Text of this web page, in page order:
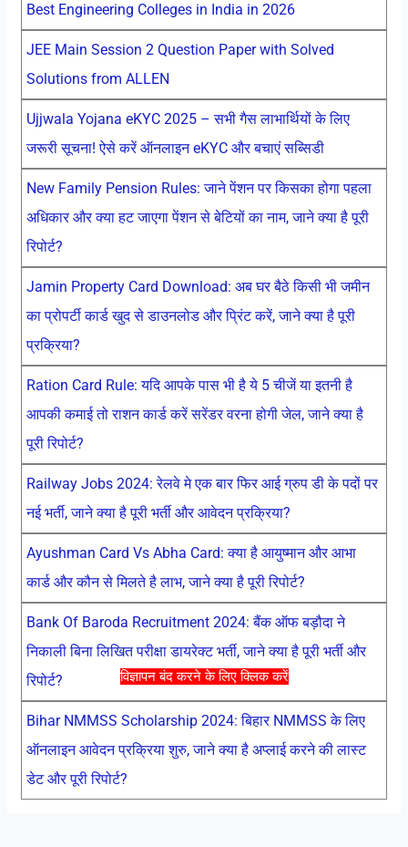
विज्ञापन बंद करने के लिए क्लिक करें
Best Engineering Colleges in India in 2026
JEE Main Session 2 Question Paper with Solved
Solutions from ALLEN
Ujjwala Yojana eKYC 2025 – सभी गैस लाभार्थियों के लिए
जरूरी सूचना! ऐसे करें ऑनलाइन eKYC और बचाएं सब्सिडी
New Family Pension Rules: जाने पेंशन पर किसका होगा पहला
अधिकार और क्या हट जाएगा पेंशन से बेटियों का नाम, जाने क्या है पूरी
रिपोर्ट?
Jamin Property Card Download: अब घर बैठे किसी भी जमीन
का प्रोपर्टी कार्ड खुद से डाउनलोड और प्रिंट करें, जाने क्या है पूरी
प्रक्रिया?
Ration Card Rule: यदि आपके पास भी है ये 5 चीजें या इतनी है
आपकी कमाई तो राशन कार्ड करें सरेंडर वरना होगी जेल, जाने क्या है
पूरी रिपोर्ट?
Railway Jobs 2024: रेलवे मे एक बार फिर आई ग्रुप डी के पदों पर
नई भर्ती, जाने क्या है पूरी भर्ती और आवेदन प्रक्रिया?
Ayushman Card Vs Abha Card: क्या है आयुष्मान और आभा
कार्ड और कौन से मिलते है लाभ, जाने क्या है पूरी रिपोर्ट?
Bank Of Baroda Recruitment 2024: बैंक ऑफ बड़ौदा ने
निकाली बिना लिखित परीक्षा डायरेक्ट भर्ती, जाने क्या है पूरी भर्ती और
रिपोर्ट?
Bihar NMMSS Scholarship 2024: बिहार NMMSS के लिए
ऑनलाइन आवेदन प्रक्रिया शुरु, जाने क्या है अप्लाई करने की लास्ट
डेट और पूरी रिपोर्ट?